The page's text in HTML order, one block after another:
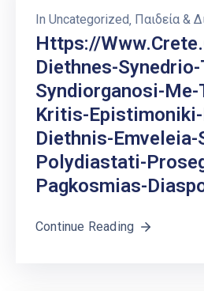
In Uncategorized‚ Παιδεία &
Https://
Diethnes-
Syndiorganosi-
Kritis-
Diethnis-Emveleia-
Polydiastati-
Pagkosmias-
Continue Reading